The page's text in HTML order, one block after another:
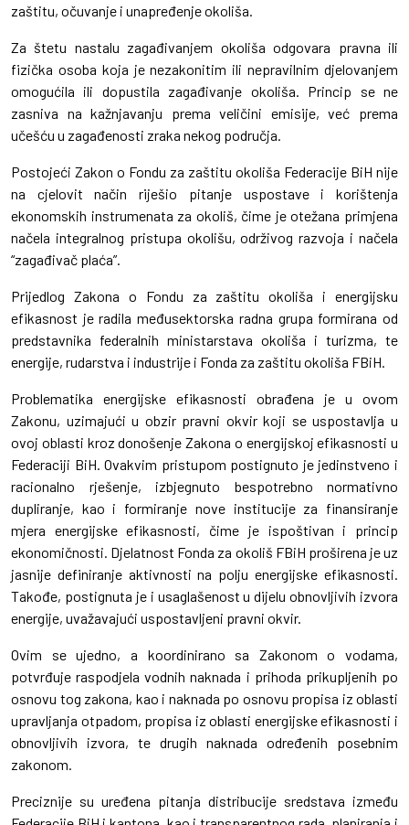
zaštitu, očuvanje i unapređenje okoliša.
Za štetu nastalu zagađivanjem okoliša odgovara pravna ili
fizička osoba koja je nezakonitim ili nepravilnim djelovanjem
omogućila ili dopustila zagađivanje okoliša. Princip se ne
zasniva na kažnjavanju prema veličini emisije, već prema
učešću u zagađenosti zraka nekog područja.
Postojeći Zakon o Fondu za zaštitu okoliša Federacije BiH nije
na cjelovit način riješio pitanje uspostave i korištenja
ekonomskih instrumenata za okoliš, čime je otežana primjena
načela integralnog pristupa okolišu, održivog razvoja i načela
“zagađivač plaća”.
Prijedlog Zakona o Fondu za zaštitu okoliša i energijsku
efikasnost je radila međusektorska radna grupa formirana od
predstavnika federalnih ministarstava okoliša i turizma, te
energije, rudarstva i industrije i Fonda za zaštitu okoliša FBiH.
Problematika energijske efikasnosti obrađena je u ovom
Zakonu, uzimajući u obzir pravni okvir koji se uspostavlja u
ovoj oblasti kroz donošenje Zakona o energijskoj efikasnosti u
Federaciji BiH. Ovakvim pristupom postignuto je jedinstveno i
racionalno rješenje, izbjegnuto bespotrebno normativno
dupliranje, kao i formiranje nove institucije za finansiranje
mjera energijske efikasnosti, čime je ispoštivan i princip
ekonomičnosti. Djelatnost Fonda za okoliš FBiH proširena je uz
jasnije definiranje aktivnosti na polju energijske efikasnosti.
Takođe, postignuta je i usaglašenost u dijelu obnovljivih izvora
energije, uvažavajući uspostavljeni pravni okvir.
Ovim se ujedno, a koordinirano sa Zakonom o vodama,
potvrđuje raspodjela vodnih naknada i prihoda prikupljenih po
osnovu tog zakona, kao i naknada po osnovu propisa iz oblasti
upravljanja otpadom, propisa iz oblasti energijske efikasnosti i
obnovljivih izvora, te drugih naknada određenih posebnim
zakonom.
Preciznije su uređena pitanja distribucije sredstava između